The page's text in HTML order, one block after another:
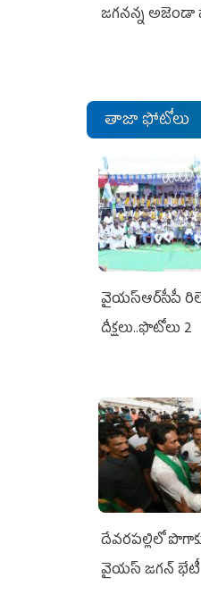
జగనన్న అజెండా
తాజా ఫోటోలు
వైయ‌స్ఆర్‌సీపీ
దీక్షలు..ఫొటోలు 2
దేవరపల్లిలో
వైయస్ జగన్ భేటీ